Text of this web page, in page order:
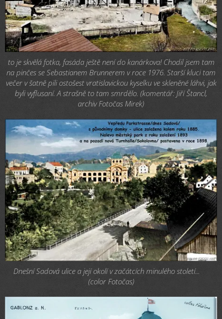
to je skvělá fotka, fasáda ještě není do kanárkova! Chodil jsem tam
na pinčes se Sebastianem Brunnerem v roce 1976. Starší kluci tam
večer v šatně pili ostošest vratislavickou kyselku ve skleněné láhvi, jak
byli vyflusaní. A strašně to tam smrdělo. (komentář: Jiří Štancl,
archiv Fotočas Mirek)
Dnešní Sadová ulice a její okolí v začátcích minulého století...🤔
(color Fotočas)